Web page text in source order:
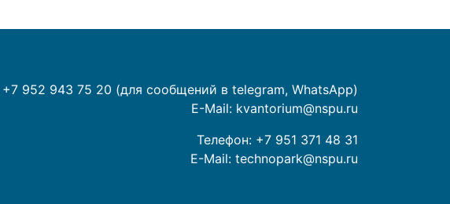
+7 952 943 75 20 (для сообщений в telegram, WhatsApp)
E-Mail: kvantorium@nspu.ru
Телефон: +7 951 371 48 31
E-Mail: technopark@nspu.ru